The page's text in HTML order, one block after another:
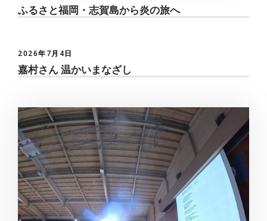
ふるさと福岡・志賀島から炎の旅へ
2026年7月4日
嘉村さん 温かいまなざし